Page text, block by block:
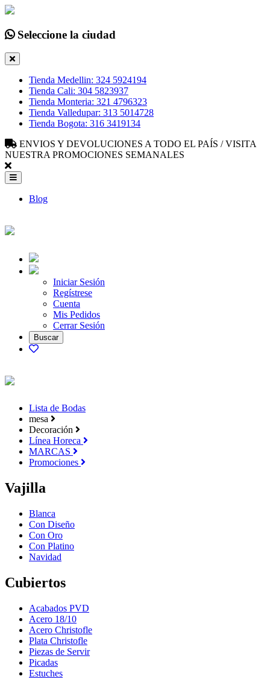
Seleccione la ciudad
Tienda Medellin: 324 5924194
Tienda Cali: 304 5823937
Tienda Monteria: 321 4796323
Tienda Valledupar: 313 5014728
Tienda Bogota: 316 3419134
ENVIOS Y DEVOLUCIONES A TODO EL PAÍS / VISITA
NUESTRA PROMOCIONES SEMANALES
Blog
Iniciar Sesión
Regístrese
Cuenta
Mis Pedidos
Cerrar Sesión
Lista de Bodas
mesa
Decoración
Línea Horeca
MARCAS
Promociones
Vajilla
Blanca
Con Diseño
Con Oro
Con Platino
Navidad
Cubiertos
Acabados PVD
Acero 18/10
Acero Christofle
Plata Christofle
Piezas de Servir
Picadas
Estuches